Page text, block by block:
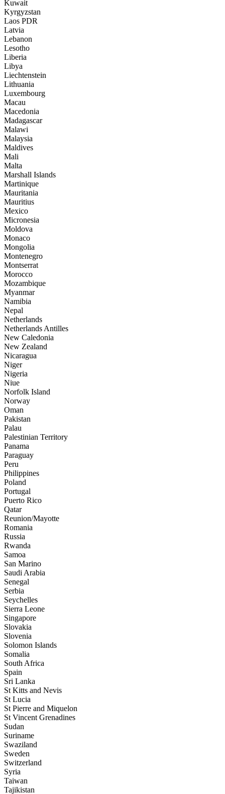
Kuwait
Kyrgyzstan
Laos PDR
Latvia
Lebanon
Lesotho
Liberia
Libya
Liechtenstein
Lithuania
Luxembourg
Macau
Macedonia
Madagascar
Malawi
Malaysia
Maldives
Mali
Malta
Marshall Islands
Martinique
Mauritania
Mauritius
Mexico
Micronesia
Moldova
Monaco
Mongolia
Montenegro
Montserrat
Morocco
Mozambique
Myanmar
Namibia
Nepal
Netherlands
Netherlands Antilles
New Caledonia
New Zealand
Nicaragua
Niger
Nigeria
Niue
Norfolk Island
Norway
Oman
Pakistan
Palau
Palestinian Territory
Panama
Paraguay
Peru
Philippines
Poland
Portugal
Puerto Rico
Qatar
Reunion/Mayotte
Romania
Russia
Rwanda
Samoa
San Marino
Saudi Arabia
Senegal
Serbia
Seychelles
Sierra Leone
Singapore
Slovakia
Slovenia
Solomon Islands
Somalia
South Africa
Spain
Sri Lanka
St Kitts and Nevis
St Lucia
St Pierre and Miquelon
St Vincent Grenadines
Sudan
Suriname
Swaziland
Sweden
Switzerland
Syria
Taiwan
Tajikistan